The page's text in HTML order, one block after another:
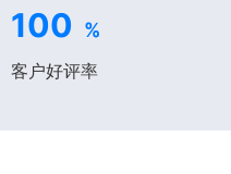
100 %
客户好评率